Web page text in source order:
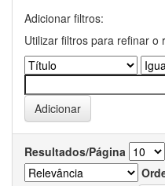
Adicionar filtros:
Utilizar filtros para refinar o
Resultados/Página